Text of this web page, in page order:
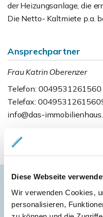
Diese Webseite
Wir verwenden Cookies,
personalisieren,
der Heizungsanlage, die
Die Netto- Kaltmiete p.a.
Ansprechpartner
Frau Katrin Oberenzer
Telefon: 0049531261560
Telefax:
info@das-
Energieausweis